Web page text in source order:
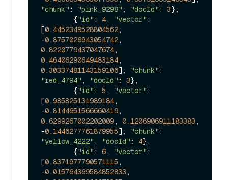
"chunk" : "pink_9298" , "docId" : 3},
        {
"id" : 4, "vector" :
[0.4452349528804562,
-0.8757026943054742
0.8220779437047674
0.46406290649483184
0.30337481143159106], "chunk"
"red_4794" , "docId" : 3},
        {
"id" : 5 , "vector" :
[0.985825131989184,
-0.8144651566660419
0.6299267002202009, 0.1206906911183383 ,
-0.1446277761879955], "chunk"
"yellow_4222" , "docId" : 4},
        {
"id" : 6, "vector" :
[0.8371977790571115 ,
-0.015764369584852833 ,